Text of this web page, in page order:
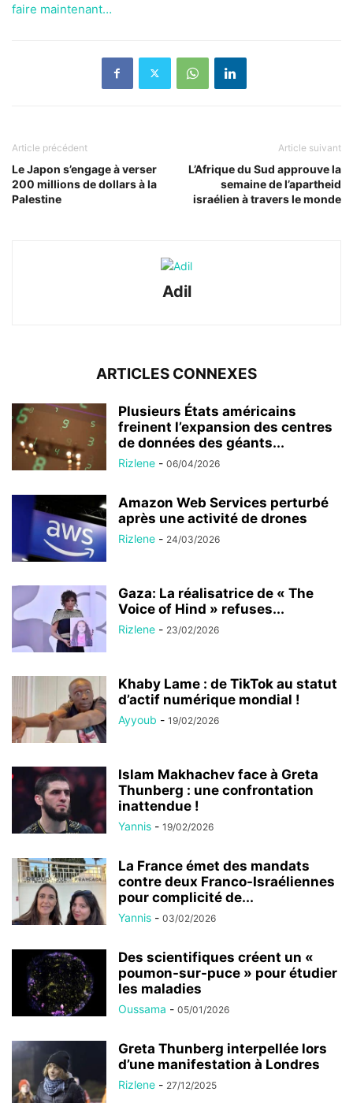
faire maintenant…
Article précédent
Le Japon s’engage à verser
200 millions de dollars à la
Palestine
Article suivant
L’Afrique du Sud approuve la
semaine de l’apartheid
israélien à travers le monde
Adil
ARTICLES CONNEXES
Plusieurs États américains
freinent l’expansion des centres
de données des géants...
Rizlene - 06/04/2026
Amazon Web Services perturbé
après une activité de drones
Rizlene - 24/03/2026
Gaza: La réalisatrice de « The
Voice of Hind » refuses...
Rizlene - 23/02/2026
Khaby Lame : de TikTok au statut
d’actif numérique mondial !
Ayyoub - 19/02/2026
Islam Makhachev face à Greta
Thunberg : une confrontation
inattendue !
Yannis - 19/02/2026
La France émet des mandats
contre deux Franco-Israéliennes
pour complicité de...
Yannis - 03/02/2026
Des scientifiques créent un «
poumon-sur-puce » pour étudier
les maladies
Oussama - 05/01/2026
Greta Thunberg interpellée lors
d’une manifestation à Londres
Rizlene - 27/12/2025